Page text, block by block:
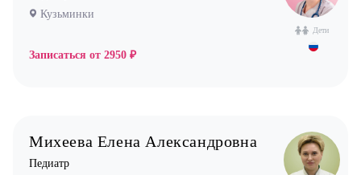
Дети
Кузьминки
Записаться от 2950 ₽
Михеева Елена Александровна
Педиатр